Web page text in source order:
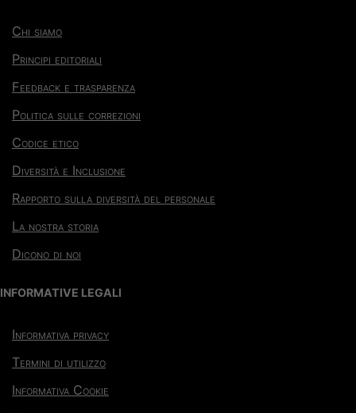
Chi siamo
Principi editoriali
Feedback e trasparenza
Politica sulle correzioni
Codice etico
Diversità e Inclusione
Rapporto sulla diversità del personale
La nostra storia
Dicono di noi
INFORMATIVE LEGALI
Informativa privacy
Termini di utilizzo
Informativa Cookie